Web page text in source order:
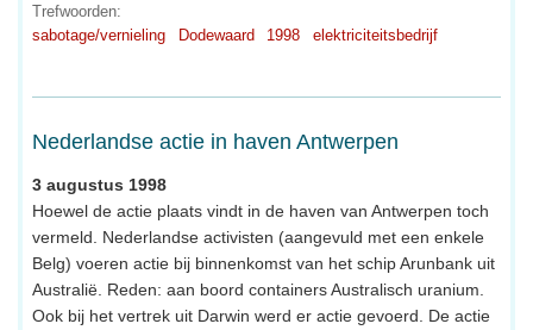
Trefwoorden:
sabotage/vernieling
Dodewaard 1998 elektriciteitsbedrijf
Nederlandse actie in haven Antwerpen
3 augustus 1998
Hoewel de actie plaats vindt in de haven van Antwerpen toch
vermeld. Nederlandse activisten (aangevuld met een enkele
Belg) voeren actie bij binnenkomst van het schip Arunbank uit
Australië. Reden: aan boord containers Australisch uranium.
Ook bij het vertrek uit Darwin werd er actie gevoerd. De actie